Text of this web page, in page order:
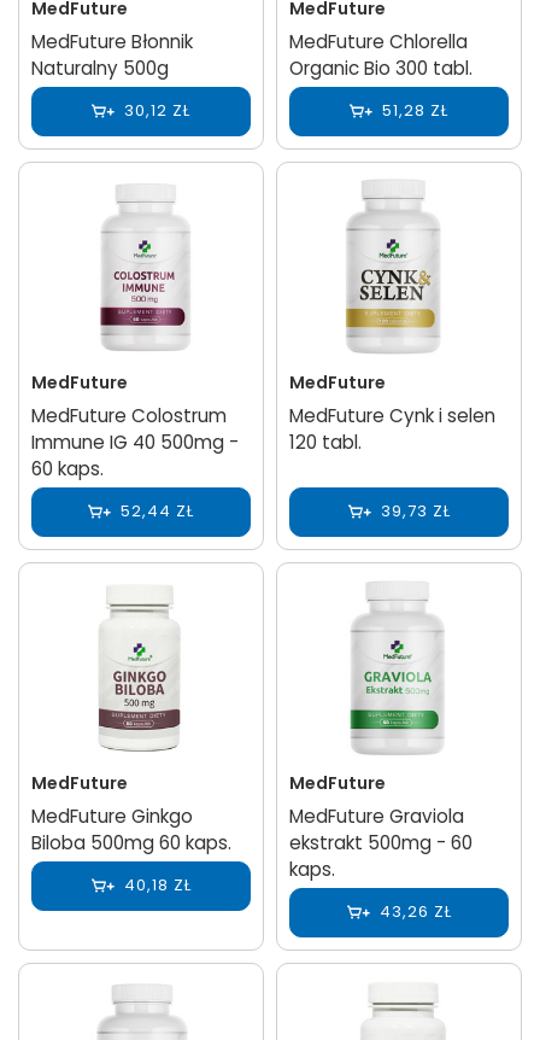
MedFuture
MedFuture Błonnik
Naturalny 500g
30,12 ZŁ
MedFuture
MedFuture Chlorella
Organic Bio 300 tabl.
51,28 ZŁ
MedFuture
MedFuture Colostrum
Immune IG 40 500mg -
60 kaps.
52,44 ZŁ
MedFuture
MedFuture Cynk i selen
120 tabl.
39,73 ZŁ
MedFuture
MedFuture Ginkgo
Biloba 500mg 60 kaps.
40,18 ZŁ
MedFuture
MedFuture Graviola
ekstrakt 500mg - 60
kaps.
43,26 ZŁ